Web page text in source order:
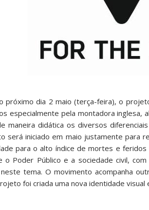
próximo dia 2 maio (terça-feira), o
especialmente pela montadora inglesa,
maneira didática os diversos
será iniciado em maio justamente para
para o alto índice de mortes e
o Poder Público e a sociedade civil,
tema. O movimento acompanha
foi criada uma nova identidade